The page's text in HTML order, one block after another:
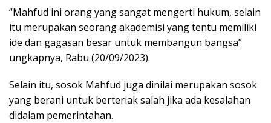
“Mahfud ini orang yang sangat mengerti hukum, selain
itu merupakan seorang akademisi yang tentu memiliki
ide dan gagasan besar untuk membangun bangsa”
ungkapnya, Rabu (20/09/2023).
Selain itu, sosok Mahfud juga dinilai merupakan sosok
yang berani untuk berteriak salah jika ada kesalahan
didalam pemerintahan.